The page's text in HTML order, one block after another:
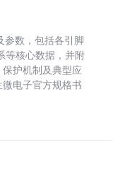
参数，包括各引脚
等核心数据，并附
护机制及典型应
电子官方规格书